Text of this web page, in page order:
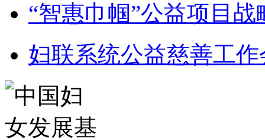
“智惠巾帼”公益项目
妇联系统公益慈善工